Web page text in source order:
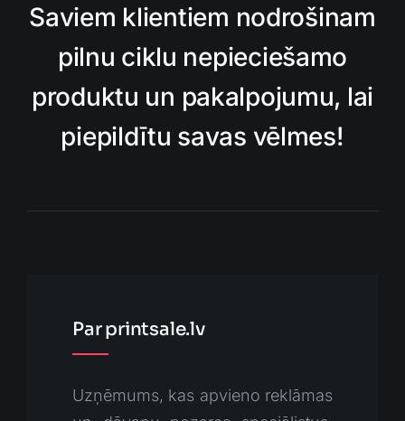
Saviem klientiem nodrošinam
pilnu ciklu nepieciešamo
produktu un pakalpojumu, lai
piepildītu savas vēlmes!
Par printsale.lv
Uzņēmums, kas apvieno reklāmas